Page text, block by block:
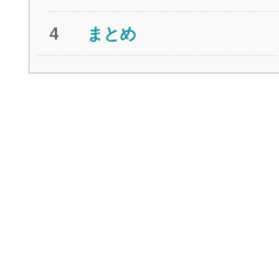
まとめ